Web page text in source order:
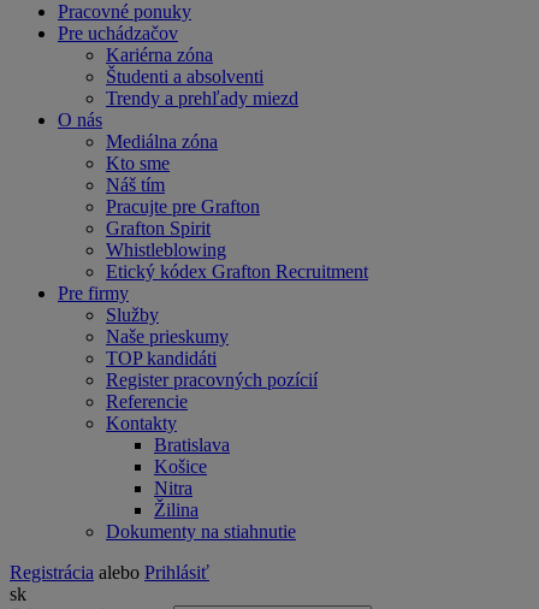
Pracovné ponuky
Pre uchádzačov
Kariérna zóna
Študenti a absolventi
Trendy a prehľady miezd
O nás
Mediálna zóna
Kto sme
Náš tím
Pracujte pre Grafton
Grafton Spirit
Whistleblowing
Etický kódex Grafton Recruitment
Pre firmy
Služby
Naše prieskumy
TOP kandidáti
Register pracovných pozícií
Referencie
Kontakty
Bratislava
Košice
Nitra
Žilina
Dokumenty na stiahnutie
Registrácia alebo Prihlásiť
sk